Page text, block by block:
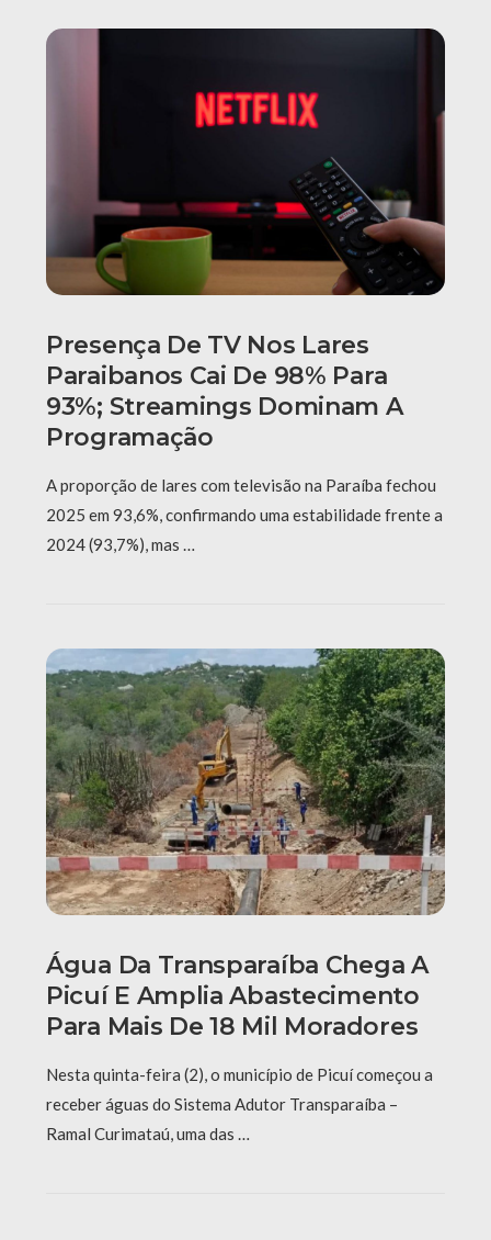
Presença De TV Nos Lares
Paraibanos Cai De 98% Para
93%; Streamings Dominam A
Programação
A proporção de lares com televisão na Paraíba fechou
2025 em 93,6%, confirmando uma estabilidade frente a
2024 (93,7%), mas …
Água Da Transparaíba Chega A
Picuí E Amplia Abastecimento
Para Mais De 18 Mil Moradores
Nesta quinta-feira (2), o município de Picuí começou a
receber águas do Sistema Adutor Transparaíba –
Ramal Curimataú, uma das …